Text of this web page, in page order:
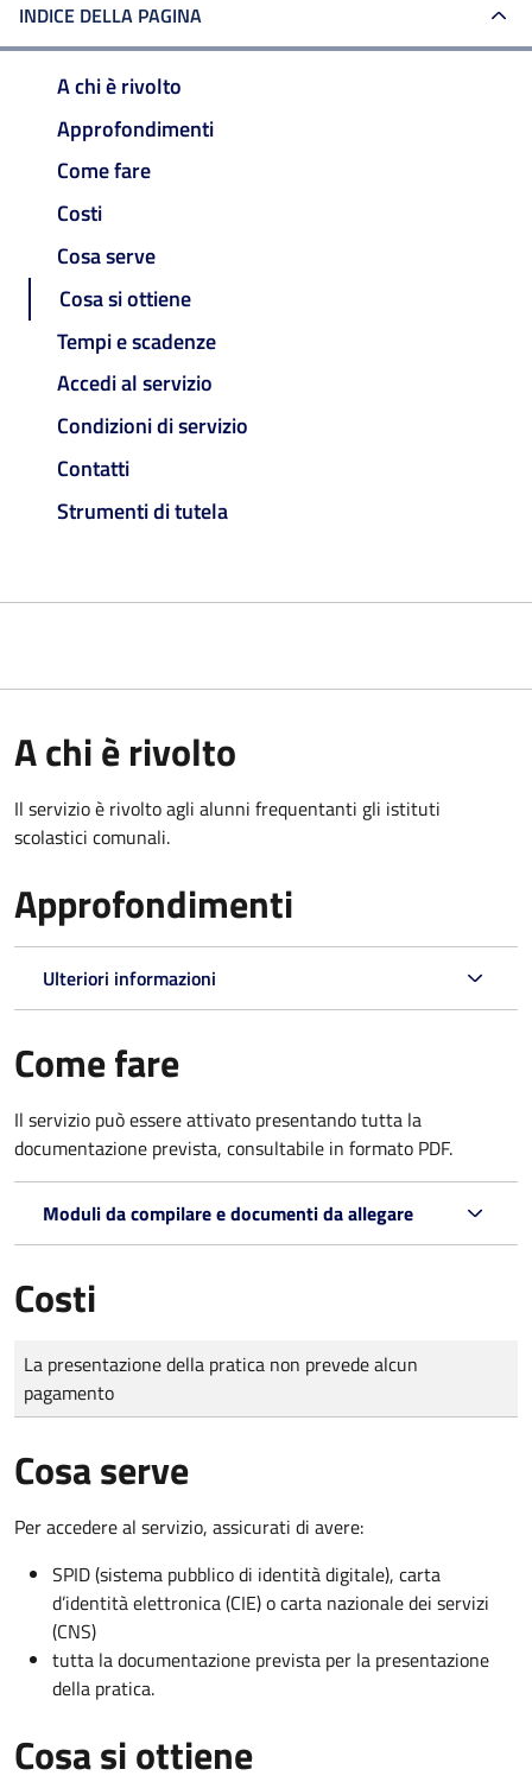
INDICE DELLA PAGINA
A chi è rivolto
Approfondimenti
Come fare
Costi
Cosa serve
Cosa si ottiene
Tempi e scadenze
Accedi al servizio
Condizioni di servizio
Contatti
Strumenti di tutela
A chi è rivolto
Il servizio è rivolto agli alunni frequentanti gli istituti
scolastici comunali.
Approfondimenti
Ulteriori informazioni
Come fare
Il servizio può essere attivato presentando tutta la
documentazione prevista, consultabile in formato PDF.
Moduli da compilare e documenti da allegare
Costi
Tipo di pagamento
Importo
La presentazione della pratica non prevede alcun
pagamento
Cosa serve
Per accedere al servizio, assicurati di avere:
SPID (sistema pubblico di identità digitale), carta
d’identità elettronica (CIE) o carta nazionale dei servizi
(CNS)
tutta la documentazione prevista per la presentazione
della pratica.
Cosa si ottiene